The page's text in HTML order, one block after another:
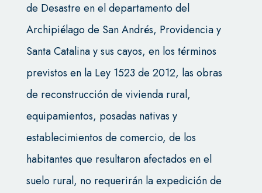
de Desastre en el departamento del
Archipiélago de San Andrés, Providencia y
Santa Catalina y sus cayos, en los términos
previstos en la Ley 1523 de 2012, las obras
de reconstrucción de vivienda rural,
equipamientos, posadas nativas y
establecimientos de comercio, de los
habitantes que resultaron afectados en el
suelo rural, no requerirán la expedición de